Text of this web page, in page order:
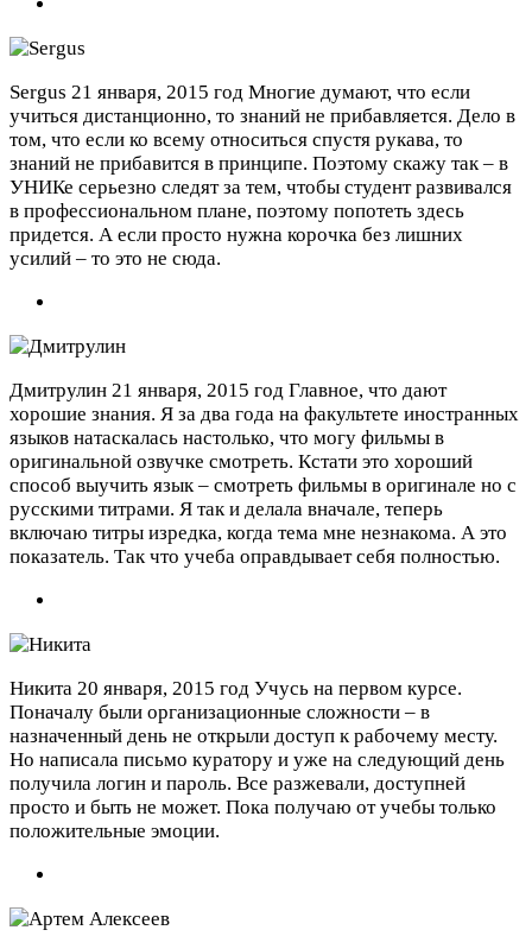
Sergus 21 января, 2015 год Многие думают, что если
учиться дистанционно, то знаний не прибавляется. Дело в
том, что если ко всему относиться спустя рукава, то
знаний не прибавится в принципе. Поэтому скажу так – в
УНИКе серьезно следят за тем, чтобы студент развивался
в профессиональном плане, поэтому попотеть здесь
придется. А если просто нужна корочка без лишних
усилий – то это не сюда.
Дмитрулин 21 января, 2015 год Главное, что дают
хорошие знания. Я за два года на факультете иностранных
языков натаскалась настолько, что могу фильмы в
оригинальной озвучке смотреть. Кстати это хороший
способ выучить язык – смотреть фильмы в оригинале но с
русскими титрами. Я так и делала вначале, теперь
включаю титры изредка, когда тема мне незнакома. А это
показатель. Так что учеба оправдывает себя полностью.
Никита 20 января, 2015 год Учусь на первом курсе.
Поначалу были организационные сложности – в
назначенный день не открыли доступ к рабочему месту.
Но написала письмо куратору и уже на следующий день
получила логин и пароль. Все разжевали, доступней
просто и быть не может. Пока получаю от учебы только
положительные эмоции.